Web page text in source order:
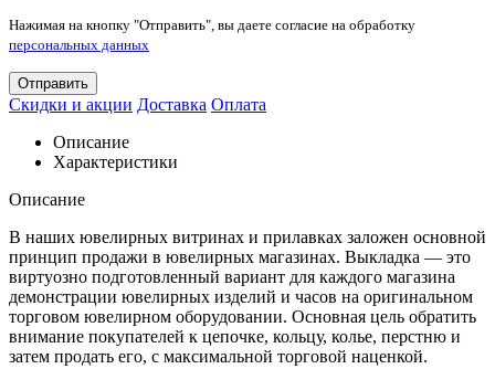
Нажимая на кнопку "Отправить", вы даете согласие на обработку
персональных данных
Отправить
Скидки и акции Доставка Оплата
Описание
Характеристики
Описание
В наших ювелирных витринах и прилавках заложен основной
принцип продажи в ювелирных магазинах. Выкладка — это
виртуозно подготовленный вариант для каждого магази­на
демонстрации ювелирных изделий и часов на оригинальном
торговом ювелирном оборудовании. Основная цель обратить
внимание покупателей к цепочке, кольцу, колье, перстню и
затем продать его, с максимальной торговой наценкой.